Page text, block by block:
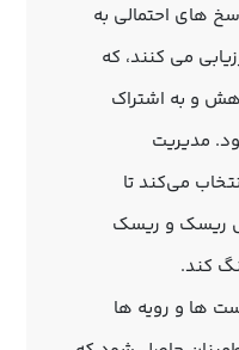
‌های احتمالی به
می ‌کنند، که
و به اشتراک
مدیریت
می‌کند تا
ریسک و ریسک
کند.
ها و رویه ‌ها